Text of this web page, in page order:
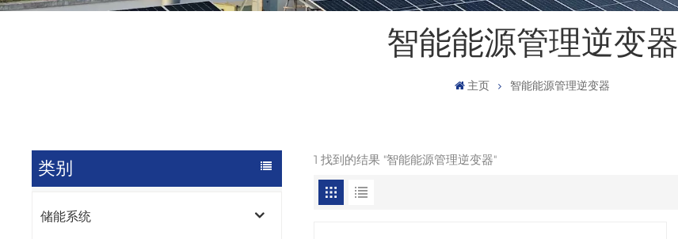
智能能源管理逆变器
主页 智能能源管理逆变器
类别
储能系统
1 找到的结果 "智能能源管理逆变器"